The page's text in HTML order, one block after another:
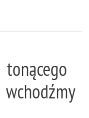
tonącego